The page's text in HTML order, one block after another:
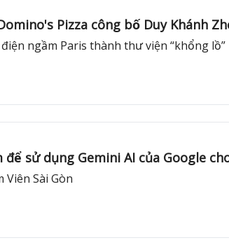
Pizza công bố Duy Khánh
ngầm Paris thành thư viện “khổng lồ”
sử dụng Gemini AI của Google
Sài Gòn